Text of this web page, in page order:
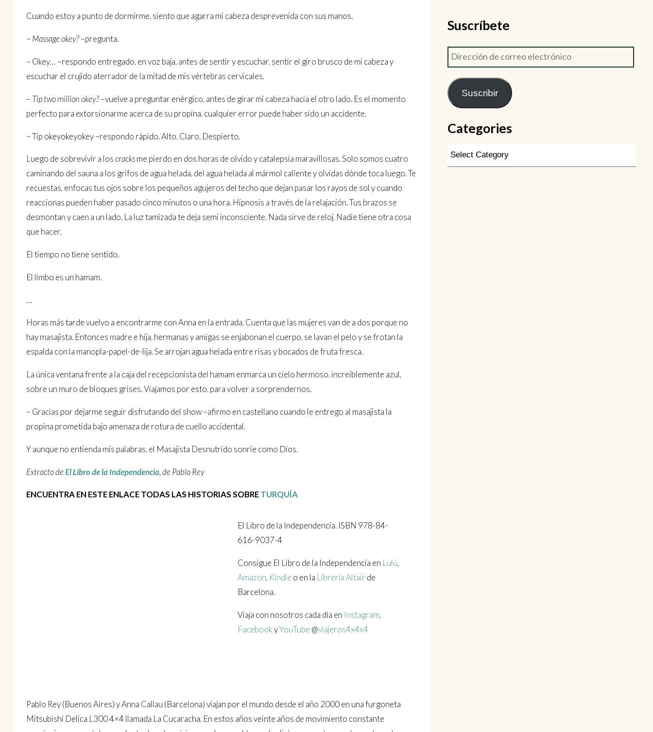
Cuando estoy a punto de dormirme, siento que agarra mi cabeza desprevenida con sus manos.
– Massage okey?–pregunta.
– Okey… –respondo entregado, en voz baja, antes de sentir y escuchar, sentir el giro brusco de mi cabeza y
escuchar el crujido aterrador de la mitad de mis vértebras cervicales.
– Tip two million okey?–vuelve a preguntar enérgico, antes de girar mi cabeza hacia el otro lado. Es el momento
perfecto para extorsionarme acerca de su propina, cualquier error puede haber sido un accidente.
– Tip okeyokeyokey –respondo rápido. Alto. Claro. Despierto.
Luego de sobrevivir a loscracksme pierdo en dos horas de olvido y catalepsia maravillosas. Solo somos cuatro
caminando del sauna a los grifos de agua helada, del agua helada al mármol caliente y olvidas dónde toca luego. Te
recuestas, enfocas tus ojos sobre los pequeños agujeros del techo que dejan pasar los rayos de sol y cuando
reaccionas pueden haber pasado cinco minutos o una hora. Hipnosis a través de la relajación. Tus brazos se
desmontan y caen a un lado. La luz tamizada te deja semi inconsciente. Nada sirve de reloj. Nadie tiene otra cosa
que hacer.
El tiempo no tiene sentido.
El limbo es un hamam.
…
Horas más tarde vuelvo a encontrarme con Anna en la entrada. Cuenta que las mujeres van de a dos porque no
hay masajista. Entonces madre e hija, hermanas y ami­gas se enjabonan el cuerpo, se lavan el pelo y se frotan la
espalda con la manopla-papel-de-lija. Se arrojan agua helada entre risas y bocados de fruta fresca.
La única ventana frente a la caja del recepcionista del hamam enmarca un cielo hermoso, increíblemente azul,
sobre un muro de bloques grises. Viaja­mos por esto, para volver a sorprendernos.
– Gracias por dejarme seguir disfrutando del show –afirmo en castellano cuando le entrego al masajista la
propina prometida bajo amenaza de rotura de cuello accidental.
Y aunque no entienda mis palabras, el Masajista Desnutrido sonríe como Dios.
Extracto deEl Libro de la Independencia, de Pablo Rey
ENCUENTRA EN ESTE ENLACE TODAS LAS HISTORIAS SOBRETURQUÍA
El Libro de la Independencia. ISBN 978-84-
616-9037-4
Consigue El Libro de la Independencia en Lulú,
Amazon, Kindle o en la Librería Altaïr de
Barcelona.
Viaja con nosotros cada día en Instagram,
FacebookyYouTube @viajeros4x4x4
Pablo Rey (Buenos Aires) y Anna Callau (Barcelona) viajan por el mundo desde el año 2000 en una furgoneta
Mitsubishi Delica L300 4×4 llamada La Cucaracha. En estos años veinte años de movimiento constante
Suscríbete
Suscribir
Categories